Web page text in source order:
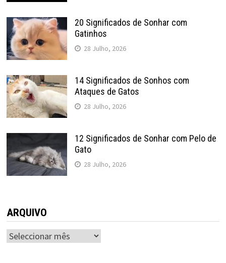
20 Significados de Sonhar com
Gatinhos
28 Julho, 2026
14 Significados de Sonhos com
Ataques de Gatos
28 Julho, 2026
12 Significados de Sonhar com Pelo de
Gato
28 Julho, 2026
ARQUIVO
ARQUIVO